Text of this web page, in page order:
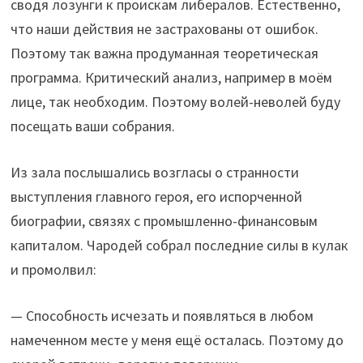
сводя лозунги к проискам либералов. Естественно,
что наши действия не застрахованы от ошибок.
Поэтому так важна продуманная теоретическая
программа. Критический анализ, например в моём
лице, так необходим. Поэтому волей-неволей буду
посещать ваши собрания.
Из зала послышались возгласы о странности
выступления главного героя, его испорченной
биографии, связях с промышленно-финансовым
капиталом. Чародей собрал последние силы в кулак
и промолвил:
— Способность исчезать и появляться в любом
намеченном месте у меня ещё осталась. Поэтому до